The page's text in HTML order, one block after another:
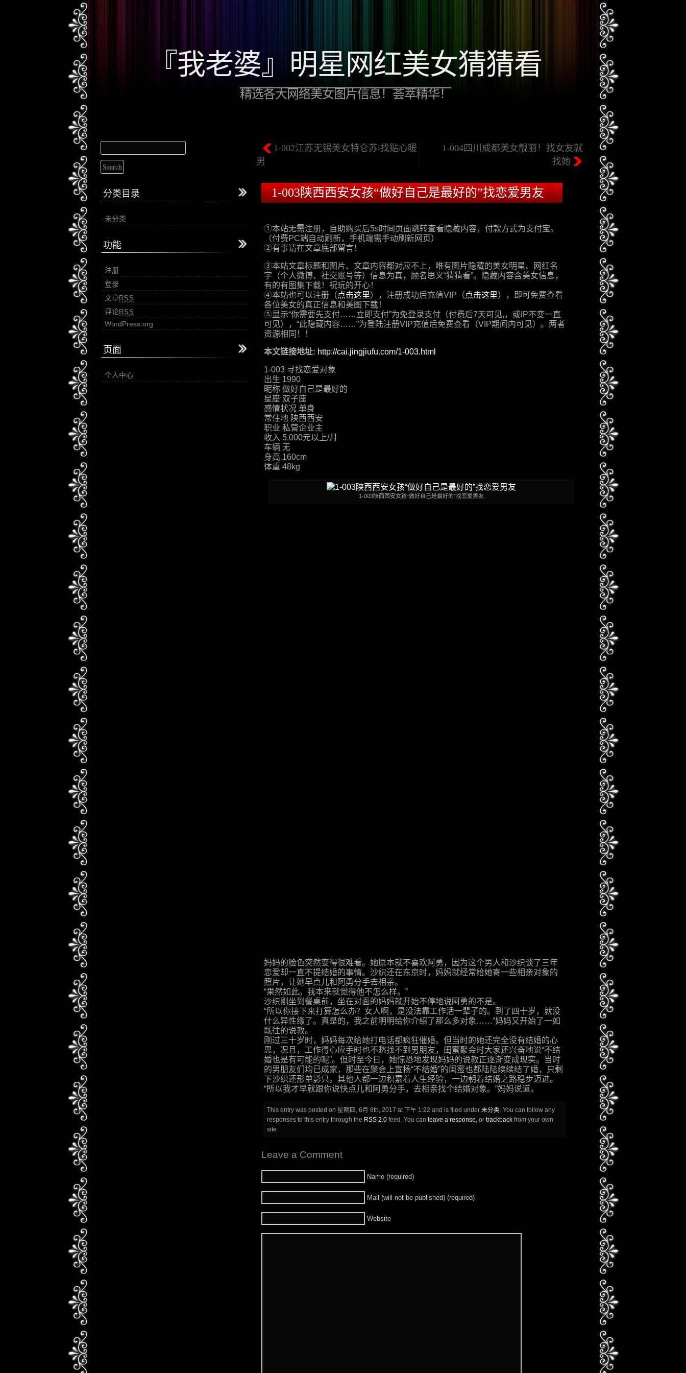
『我老婆』明星网红美女猜猜看
精选各大网络美女图片信息！荟萃精华！
分类目录
未分类
功能
注册
登录
文章RSS
评论RSS
WordPress.org
页面
个人中心
1-002江苏无锡美女特仑苏i找贴心暖
男
1-004四川成都美女靓丽！找女友就
找她
1-003陕西西安女孩“做好自己是最好的”找恋爱男友
①本站无需注册，自助购买后5s时间页面跳转查看隐藏内容，付款方式为支付宝。
（付费PC端自动刷新，手机端需手动刷新网页）
②有事请在文章底部留言！
③本站文章标题和图片、文章内容都对应不上，唯有图片隐藏的美女明星、网红名
字（个人微博、社交账号等）信息为真，顾名思义“猜猜看”。隐藏内容含美女信息，
有的有图集下载！祝玩的开心！
④本站也可以注册（点击这里），注册成功后充值VIP（点击这里），即可免费查看
各位美女的真正信息和美图下载！
⑤显示“你需要先支付……立即支付”为免登录支付（付费后7天可见,，或IP不变一直
可见），“此隐藏内容……”为登陆注册VIP充值后免费查看（VIP期间内可见）。两者
资源相同！！
本文链接地址: http://cai.jingjiufu.com/1-003.html
1-003 寻找恋爱对象
出生 1990
昵称 做好自己是最好的
星座 双子座
感情状况 单身
常住地 陕西西安
职业 私营企业主
收入 5,000元以上/月
车辆 无
身高 160cm
体重 48kg
1-003陕西西安女孩“做好自己是最好的”找恋爱男友
妈妈的脸色突然变得很难看。她原本就不喜欢阿勇，因为这个男人和沙织谈了三年
恋爱却一直不提结婚的事情。沙织还在东京时，妈妈就经常给她寄一些相亲对象的
照片，让她早点儿和阿勇分手去相亲。
“果然如此。我本来就觉得他不怎么样。”
沙织刚坐到餐桌前，坐在对面的妈妈就开始不停地说阿勇的不是。
“所以你接下来打算怎么办？女人啊，是没法靠工作活一辈子的。到了四十岁，就没
什么异性缘了。真是的，我之前明明给你介绍了那么多对象……”妈妈又开始了一如
既往的说教。
刚过三十岁时，妈妈每次给她打电话都疯狂催婚。但当时的她还完全没有结婚的心
思，况且，工作得心应手时也不愁找不到男朋友，闺蜜聚会时大家还兴奋地说“不结
婚也是有可能的呢”。但时至今日，她惊恐地发现妈妈的说教正逐渐变成现实。当时
的男朋友们均已成家，那些在聚会上宣扬“不结婚”的闺蜜也都陆陆续续结了婚，只剩
下沙织还形单影只。其他人都一边积累着人生经验，一边朝着结婚之路稳步迈进。
“所以我才早就跟你说快点儿和阿勇分手，去相亲找个结婚对象。”妈妈说道。
This entry was posted on 星期四, 6月 8th, 2017 at 下午 1:22 and is filed under 未分类 . You can follow any
responses to this entry through the RSS 2.0 feed. You can leave a response , or trackback from your own
site.
Leave a Comment
Name (required)
Mail (will not be published) (required)
Website